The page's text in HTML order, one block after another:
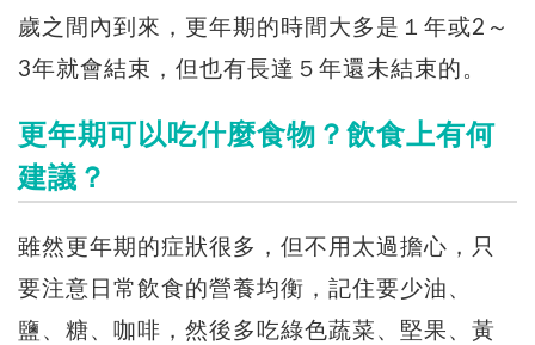
歲之間內到來，更年期的時間大多是１年或2～
3年就會結束，但也有長達５年還未結束的。
更年期可以吃什麼食物？飲食上有何
建議？
雖然更年期的症狀很多，但不用太過擔心，只
要注意日常飲食的營養均衡，記住要少油、
鹽、糖、咖啡，然後多吃綠色蔬菜、堅果、黃